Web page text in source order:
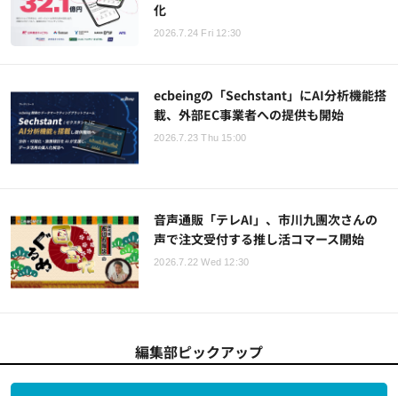
化
2026.7.24 Fri 12:30
ecbeingの「Sechstant」にAI分析機能搭
載、外部EC事業者への提供も開始
2026.7.23 Thu 15:00
音声通販「テレAI」、市川九團次さんの
声で注文受付する推し活コマース開始
2026.7.22 Wed 12:30
編集部ピックアップ